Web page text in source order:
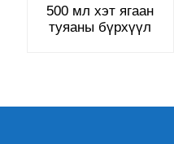
500 мл хэт ягаан
туяаны бүрхүүл